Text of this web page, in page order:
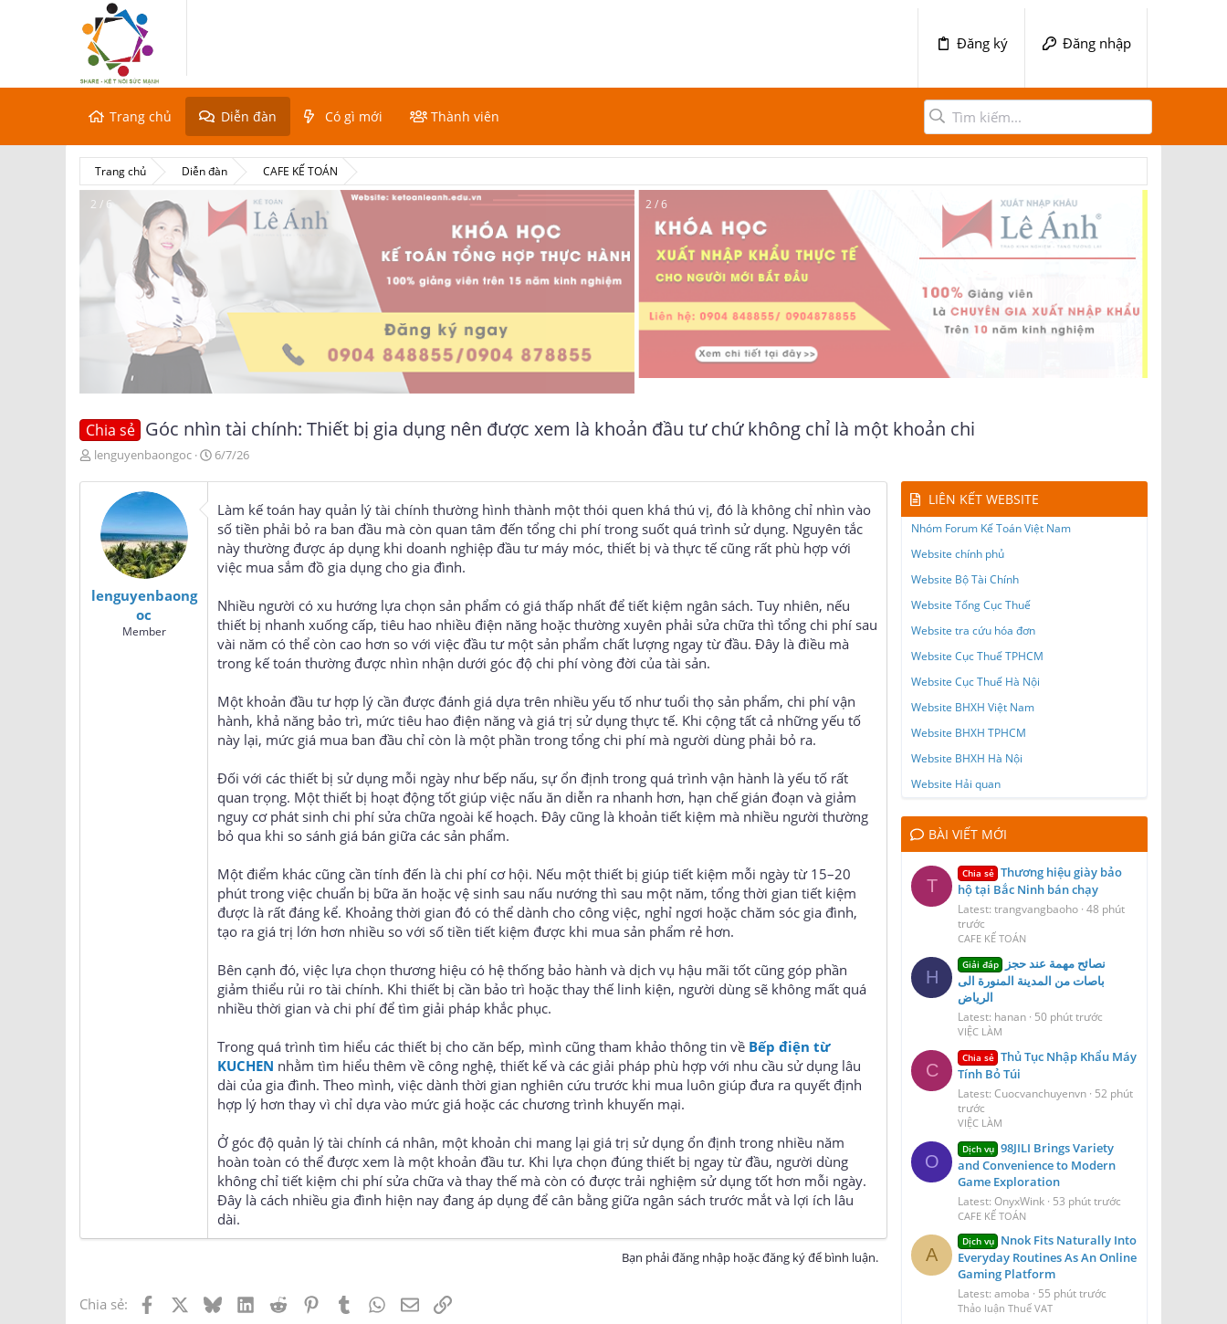
Đăng ký Đăng nhập
Trang chủ Diễn đàn Có gì mới Thành viên
Trang chủ Diễn đàn CAFE KẾ TOÁN
2 / 6 2 / 6
Chia sẻ Góc nhìn tài chính: Thiết bị gia dụng nên được xem là khoản đầu tư chứ không chỉ là một khoản chi
T
r
r
lenguyenbaongoc
N
à
y
g
ử
6/7/26
lenguyenbaong
oc
Member
Làm kế toán hay quản lý tài chính thường hình thành một thói quen khá thú vị, đó là không chỉ nhìn vào
số tiền phải bỏ ra ban đầu mà còn quan tâm đến tổng chi phí trong suốt quá trình sử dụng. Nguyên tắc
này thường được áp dụng khi doanh nghiệp đầu tư máy móc, thiết bị và thực tế cũng rất phù hợp với
việc mua sắm đồ gia dụng cho gia đình.
Nhiều người có xu hướng lựa chọn sản phẩm có giá thấp nhất để tiết kiệm ngân sách. Tuy nhiên, nếu
thiết bị nhanh xuống cấp, tiêu hao nhiều điện năng hoặc thường xuyên phải sửa chữa thì tổng chi phí sau
vài năm có thể còn cao hơn so với việc đầu tư một sản phẩm chất lượng ngay từ đầu. Đây là điều mà
trong kế toán thường được nhìn nhận dưới góc độ chi phí vòng đời của tài sản.
Một khoản đầu tư hợp lý cần được đánh giá dựa trên nhiều yếu tố như tuổi thọ sản phẩm, chi phí vận
hành, khả năng bảo trì, mức tiêu hao điện năng và giá trị sử dụng thực tế. Khi cộng tất cả những yếu tố
này lại, mức giá mua ban đầu chỉ còn là một phần trong tổng chi phí mà người dùng phải bỏ ra.
Đối với các thiết bị sử dụng mỗi ngày như bếp nấu, sự ổn định trong quá trình vận hành là yếu tố rất
quan trọng. Một thiết bị hoạt động tốt giúp việc nấu ăn diễn ra nhanh hơn, hạn chế gián đoạn và giảm
nguy cơ phát sinh chi phí sửa chữa ngoài kế hoạch. Đây cũng là khoản tiết kiệm mà nhiều người thường
bỏ qua khi so sánh giá bán giữa các sản phẩm.
Một điểm khác cũng cần tính đến là chi phí cơ hội. Nếu một thiết bị giúp tiết kiệm mỗi ngày từ 15–20
phút trong việc chuẩn bị bữa ăn hoặc vệ sinh sau nấu nướng thì sau một năm, tổng thời gian tiết kiệm
được là rất đáng kể. Khoảng thời gian đó có thể dành cho công việc, nghỉ ngơi hoặc chăm sóc gia đình,
tạo ra giá trị lớn hơn nhiều so với số tiền tiết kiệm được khi mua sản phẩm rẻ hơn.
Bên cạnh đó, việc lựa chọn thương hiệu có hệ thống bảo hành và dịch vụ hậu mãi tốt cũng góp phần
giảm thiểu rủi ro tài chính. Khi thiết bị cần bảo trì hoặc thay thế linh kiện, người dùng sẽ không mất quá
nhiều thời gian và chi phí để tìm giải pháp khắc phục.
Trong quá trình tìm hiểu các thiết bị cho căn bếp, mình cũng tham khảo thông tin về Bếp điện từ
KUCHEN nhằm tìm hiểu thêm về công nghệ, thiết kế và các giải pháp phù hợp với nhu cầu sử dụng lâu
dài của gia đình. Theo mình, việc dành thời gian nghiên cứu trước khi mua luôn giúp đưa ra quyết định
hợp lý hơn thay vì chỉ dựa vào mức giá hoặc các chương trình khuyến mại.
Ở góc độ quản lý tài chính cá nhân, một khoản chi mang lại giá trị sử dụng ổn định trong nhiều năm
hoàn toàn có thể được xem là một khoản đầu tư. Khi lựa chọn đúng thiết bị ngay từ đầu, người dùng
không chỉ tiết kiệm chi phí sửa chữa và thay thế mà còn có được trải nghiệm sử dụng tốt hơn mỗi ngày.
Đây là cách nhiều gia đình hiện nay đang áp dụng để cân bằng giữa ngân sách trước mắt và lợi ích lâu
dài.
Bạn phải đăng nhập hoặc đăng ký để bình luận.
Chia sẻ: Facebook BlueskyLinkedIn
Reddit PinterestTumblrWhatsApp
EmailLink
LIÊN KẾT WEBSITE
Nhóm Forum Kế Toán Việt Nam
Website chính phủ
Website Bộ Tài Chính
Website Tổng Cục Thuế
Website tra cứu hóa đơn
Website Cục Thuế TPHCM
Website Cục Thuế Hà Nội
Website BHXH Việt Nam
Website BHXH TPHCM
Website BHXH Hà Nội
Website Hải quan
BÀI VIẾT MỚI
T
Chia sẻ Thương hiệu giày bảo
hộ tại Bắc Ninh bán chạy
Latest: trangvangbaoho 48 phút
trước
CAFE KẾ TOÁN
H
Giải đáp
نصائح مهمة عند حجز
باصات من المدينة المنورة الى
الرياض
Latest: hanan 50 phút trước
VIỆC LÀM
C
Chia sẻ Thủ Tục Nhập Khẩu Máy
Tính Bỏ Túi
Latest: Cuocvanchuyenvn 52 phút
trước
VIỆC LÀM
O
Dịch vụ 98JILI Brings Variety
and Convenience to Modern
Game Exploration
Latest: OnyxWink 53 phút trước
CAFE KẾ TOÁN
A
Dịch vụ Nnok Fits Naturally Into
Everyday Routines As An Online
Gaming Platform
Latest: amoba 55 phút trước
Thảo luận Thuế VAT